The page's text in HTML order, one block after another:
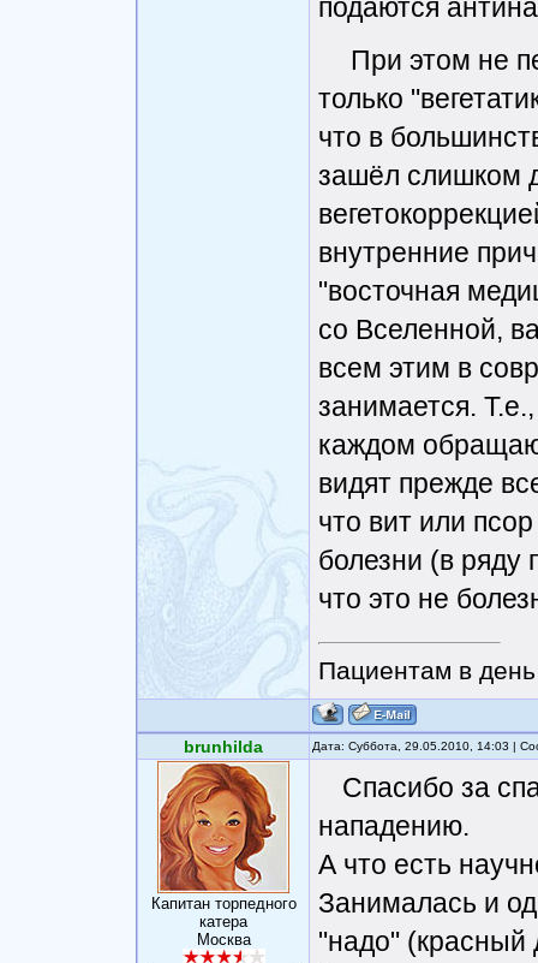
подаются
При этом не
только
что в
зашёл слишком
внутренние
"восточная
со Вселенной,
всем этим в
занимается.
каждом
видят прежде
что вит или
болезни (в ряду
что это не
Пациентам в
brunhilda Дата: Суббота, 29.05.2010, 14:03 |
Капитан торпедного
катера
Москва
Спасибо за
нападению.
А что есть
Занималась и
"надо"